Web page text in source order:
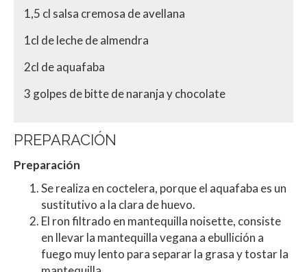
1,5 cl salsa cremosa de avellana
1cl de leche de almendra
2cl de aquafaba
3 golpes de bitte de naranja y chocolate
PREPARACIÓN
Preparación
Se realiza en coctelera, porque el aquafaba es un
sustitutivo a la clara de huevo.
El ron filtrado en mantequilla noisette, consiste
en llevar la mantequilla vegana a ebullición a
fuego muy lento para separar la grasa y tostar la